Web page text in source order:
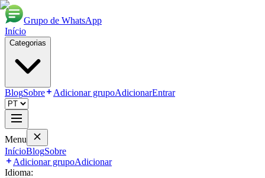
Grupo de WhatsApp
Início
Categorias
BlogSobre Adicionar grupoAdicionarEntrar
Menu
InícioBlogSobre
Adicionar grupoAdicionar
Idioma: